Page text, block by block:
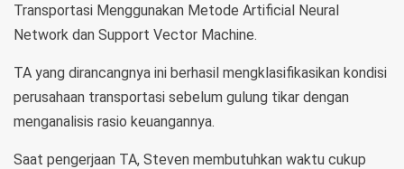
Transportasi Menggunakan Metode Artificial Neural
Network dan Support Vector Machine.
TA yang dirancangnya ini berhasil mengklasifikasikan kondisi
perusahaan transportasi sebelum gulung tikar dengan
menganalisis rasio keuangannya.
Saat pengerjaan TA, Steven membutuhkan waktu cukup